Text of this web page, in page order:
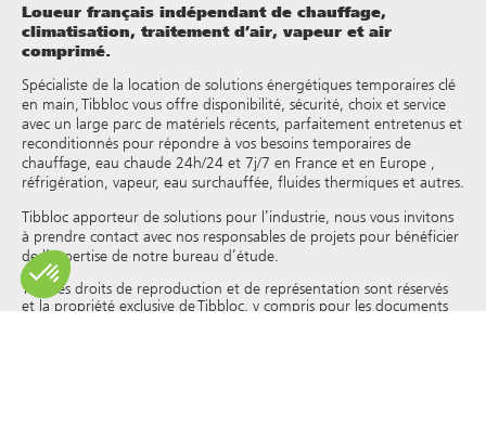
Loueur français indépendant de chauffage,
climatisation, traitement d’air, vapeur et air
comprimé.
Spécialiste de la location de solutions énergétiques temporaires clé
en main, Tibbloc vous offre disponibilité, sécurité, choix et service
avec un large parc de matériels récents, parfaitement entretenus et
reconditionnés pour répondre à vos besoins temporaires de
chauffage, eau chaude 24h/24 et 7j/7 en France et en Europe ,
réfrigération, vapeur, eau surchauffée, fluides thermiques et autres.
Tibbloc apporteur de solutions pour l’industrie, nous vous invitons
à prendre contact avec nos responsables de projets pour bénéficier
de l’expertise de notre bureau d’étude.
Tous les droits de reproduction et de représentation sont réservés
et la propriété exclusive de Tibbloc, y compris pour les documents